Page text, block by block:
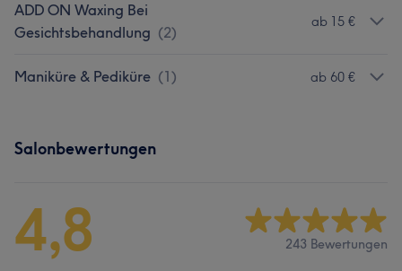
ADD ON Waxing Bei
Gesichtsbehandlung (2)
ab 15 €
Maniküre & Pediküre (1) ab 60 €
Salonbewertungen
4,8 243 Bewertungen